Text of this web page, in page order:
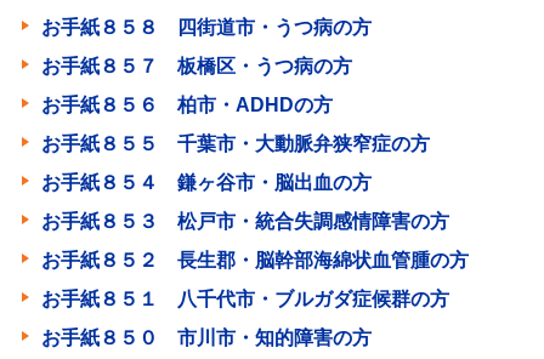
お手紙８５８ 四街道市・うつ病の方
お手紙８５７ 板橋区・うつ病の方
お手紙８５６ 柏市・ADHDの方
お手紙８５５ 千葉市・大動脈弁狭窄症の方
お手紙８５４ 鎌ヶ谷市・脳出血の方
お手紙８５３ 松戸市・統合失調感情障害の方
お手紙８５２ 長生郡・脳幹部海綿状血管腫の方
お手紙８５１ 八千代市・ブルガダ症候群の方
お手紙８５０ 市川市・知的障害の方